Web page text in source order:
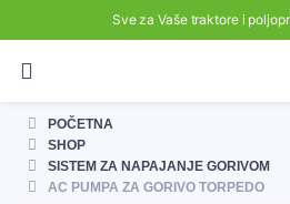
Sve za Vaše traktore i
POČETNA
SHOP
SISTEM ZA NAPAJANJE GORIVOM
AC PUMPA ZA GORIVO TORPEDO